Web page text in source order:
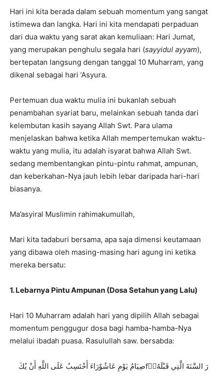
Hari ini kita berada dalam sebuah momentum yang sangat
istimewa dan langka. Hari ini kita mendapati perpaduan
dari dua waktu yang sarat akan kemuliaan: Hari Jumat,
yang merupakan penghulu segala hari (sayyidul ayyam),
bertepatan langsung dengan tanggal 10 Muharram, yang
dikenal sebagai hari ‘Asyura.
Pertemuan dua waktu mulia ini bukanlah sebuah
penambahan syariat baru, melainkan sebuah tanda dari
kelembutan kasih sayang Allah Swt. Para ulama
menjelaskan bahwa ketika Allah mempertemukan waktu-
waktu yang mulia, itu adalah isyarat bahwa Allah Swt.
sedang membentangkan pintu-pintu rahmat, ampunan,
dan keberkahan-Nya jauh lebih lebar daripada hari-hari
biasanya.
Ma’asyiral Muslimin rahimakumullah,
Mari kita tadaburi bersama, apa saja dimensi keutamaan
yang dibawa oleh masing-masing hari agung ini ketika
mereka bersatu:
1. Lebarnya Pintu Ampunan (Dosa Setahun yang Lalu)
Hari 10 Muharram adalah hari yang dipilih Allah sebagai
momentum penggugur dosa bagi hamba-hamba-Nya
melalui ibadah puasa. Rasulullah saw. bersabda:
صِيَامُ يَوْمِ عَاشُوْرَاءَ أَحْتَسِبُ عَلَى اللَّهِ أَنْ يُكَfِّرَ السَّنَةَ الَّتِي قَبْلَهُ